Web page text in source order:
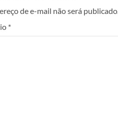
de e-mail não será publicado.
*